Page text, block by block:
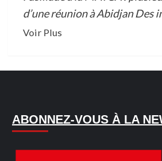
d’une réunion à Abidjan Des
Voir PlusEn
PLUSIEURS
BLESSEES
ABONNEZ-VOUS À LA